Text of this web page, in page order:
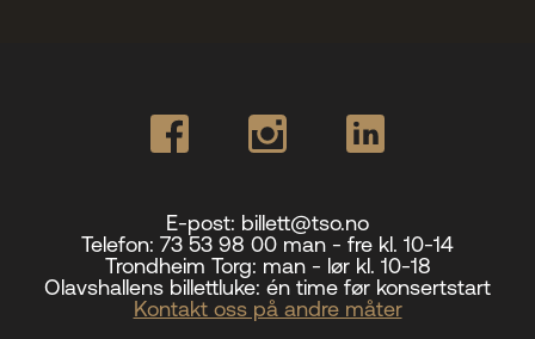
E-post: billett@tso.no
Telefon: 73 53 98 00 man - fre kl. 10-14
Trondheim Torg: man - lør kl. 10-18
Olavshallens billettluke: én time før konsertstart
Kontakt oss på andre måter